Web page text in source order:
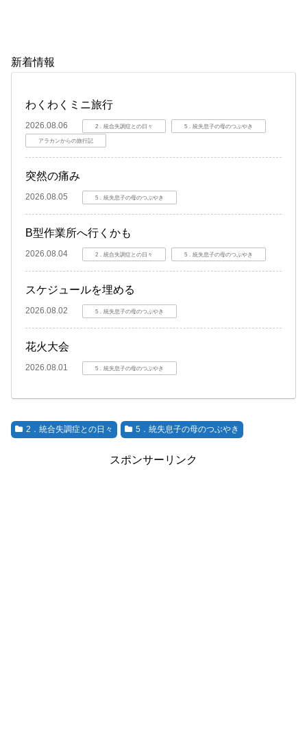
新着情報
わくわくミニ旅行
2026.08.06 2．統合失調症との日々 5．統失息子の母のつぶやき
アラカンからの旅行記
突然の痛み
2026.08.05 5．統失息子の母のつぶやき
B型作業所へ行くかも
2026.08.04 2．統合失調症との日々 5．統失息子の母のつぶやき
スケジュールを埋める
2026.08.02 5．統失息子の母のつぶやき
花火大会
2026.08.01 5．統失息子の母のつぶやき
2．統合失調症との日々 5．統失息子の母のつぶやき
スポンサーリンク